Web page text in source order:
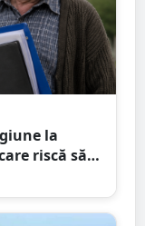
la
riscă să